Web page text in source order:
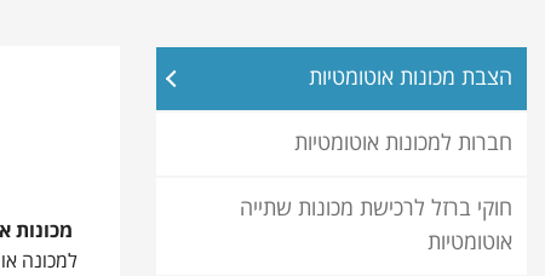
הצבת מכונות אוטומטיות
חברות למכונות אוטומטיות
חוקי ברזל לרכישת מכונות שתייה
אוטומטיות
מכונות
למכונה